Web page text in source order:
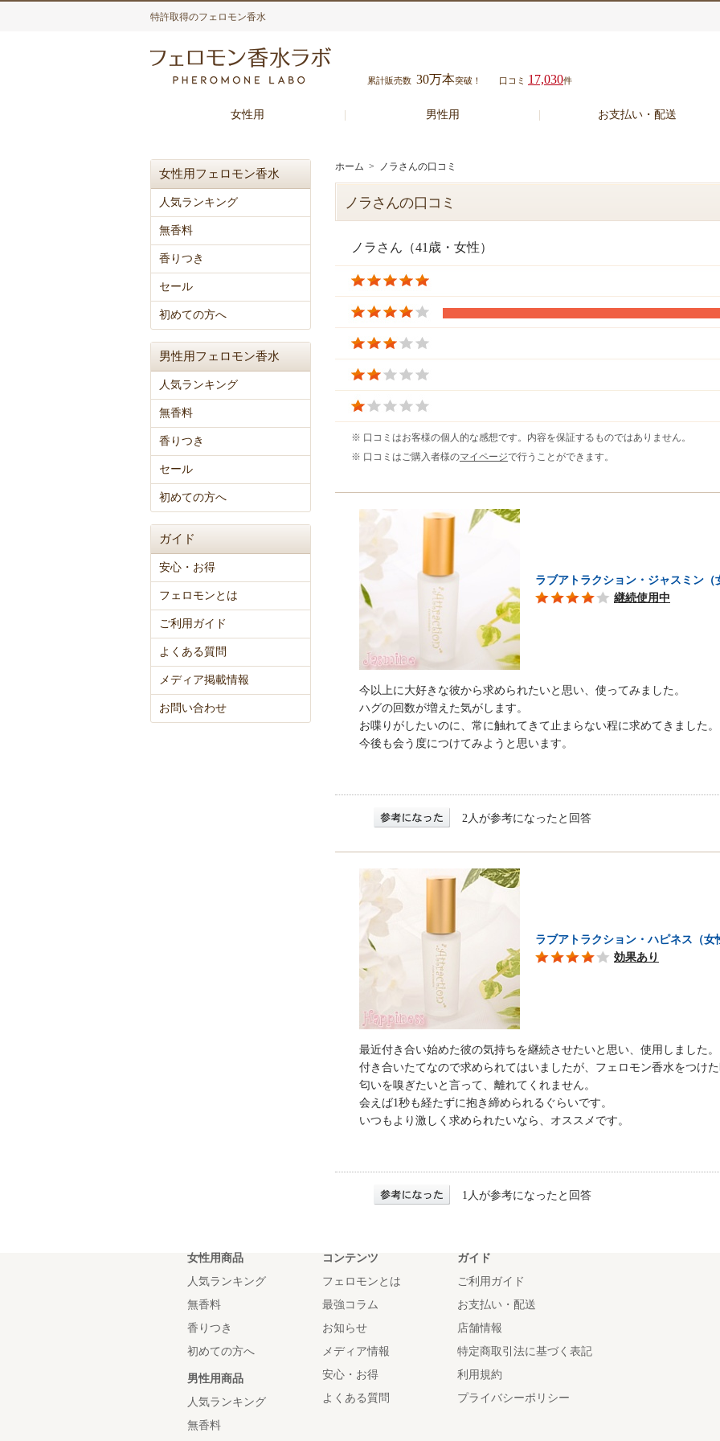
特許取得のフェロモン香水
累計販売数 30万本突破！ 口コミ 17,030件
女性用 男性用 お支払い・配送
ホーム > ノラさんの口コミ
ノラさんの口コミ
ノラさん（41歳・女性）
※ 口コミはお客様の個人的な感想です。内容を保証するものではありません。
※ 口コミはご購入者様のマイページで行うことができます。
ラブアトラクション・ジャスミン（
継続使用中
今以上に大好きな彼から求められたいと思い、使ってみました。
ハグの回数が増えた気がします。
お喋りがしたいのに、常に触れてきて止まらない程に求めてきました。
今後も会う度につけてみようと思います。
2人が参考になったと回答
ラブアトラクション・ハピネス（女
効果あり
最近付き合い始めた彼の気持ちを継続させたいと思い、使用しました。
付き合いたてなので求められてはいましたが、フェロモン香水をつけ
匂いを嗅ぎたいと言って、離れてくれません。
会えば1秒も経たずに抱き締められるぐらいです。
いつもより激しく求められたいなら、オススメです。
1人が参考になったと回答
女性用フェロモン香水
人気ランキング
無香料
香りつき
セール
初めての方へ
男性用フェロモン香水
人気ランキング
無香料
香りつき
セール
初めての方へ
ガイド
安心・お得
フェロモンとは
ご利用ガイド
よくある質問
メディア掲載情報
お問い合わせ
女性用商品
人気ランキング
無香料
香りつき
初めての方へ
男性用商品
人気ランキング
無香料
コンテンツ
フェロモンとは
最強コラム
お知らせ
メディア情報
安心・お得
よくある質問
ガイド
ご利用ガイド
お支払い・配送
店舗情報
特定商取引法に基づく表記
利用規約
プライバシーポリシー